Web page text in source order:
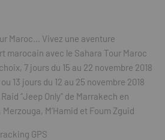
Maroc… Vivez une aventure
marocain avec le Sahara Tour Maroc
7 jours du 15 au 22 novembre 2018
13 jours du 12 au 25 novembre 2018
“Jeep Only” de Marrakech en
M’Hamid et Foum Zguid
GPS